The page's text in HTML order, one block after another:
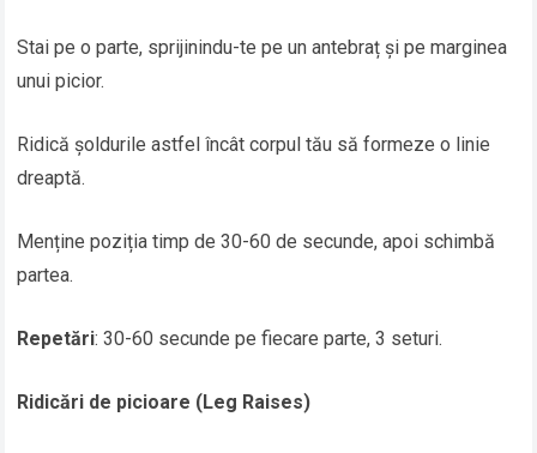
Stai pe o parte, sprijinindu-te pe un antebraț și pe marginea
unui picior.
Ridică șoldurile astfel încât corpul tău să formeze o linie
dreaptă.
Menține poziția timp de 30-60 de secunde, apoi schimbă
partea.
Repetări: 30-60 secunde pe fiecare parte, 3 seturi.
Ridicări de picioare (Leg Raises)